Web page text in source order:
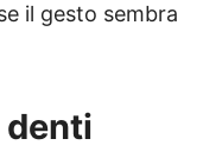
il gesto sembra